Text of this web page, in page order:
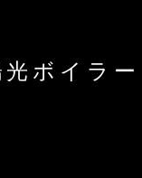
ボイラー